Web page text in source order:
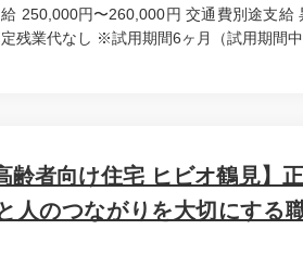
給 250,000円〜260,000円 交通費別途
定残業代なし ※試用期間6ヶ月（試用期間中
齢者向け住宅 ヒビオ鶴見】
人のつながりを大切にする